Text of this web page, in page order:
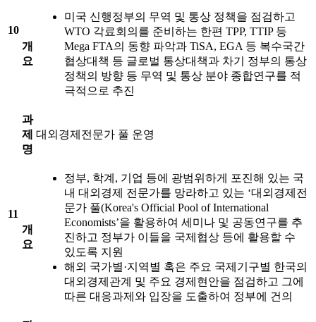
10
개
요
미국 신행정부의 무역 및 통상 정책을 점검하고
WTO 각료회의를 준비하는 한편 TPP, TTIP 등
Mega FTA의 동향 파악과 TiSA, EGA 등 복수국간
협상대책 등 글로벌 통상대책과 차기 정부의 통상
정책의 방향 등 무역 및 통상 분야 종합연구를 적
극적으로 추진
11
과
제
명
대외경제전문가 풀 운영
개
요
정부, 학계, 기업 등에 광범위하게 포진해 있는 국
내 대외경제 전문가를 망라하고 있는 ‘대외경제전
문가 풀(Korea's Official Pool of International
Economists’을 활용하여 세미나 및 공동연구를 추
진하고 정부가 이들을 국제협상 등에 활용할 수
있도록 지원
해외 국가별·지역별 혹은 주요 국제기구별 한국의
대외경제관계 및 주요 경제현안을 점검하고 그에
따른 대응과제와 입장을 도출하여 정부에 건의